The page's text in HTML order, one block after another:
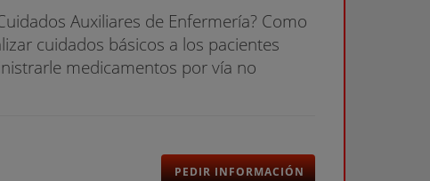
Auxiliares de Enfermería? Como
cuidados básicos a los pacientes
medicamentos por vía no
PEDIR INFORMACIÓN